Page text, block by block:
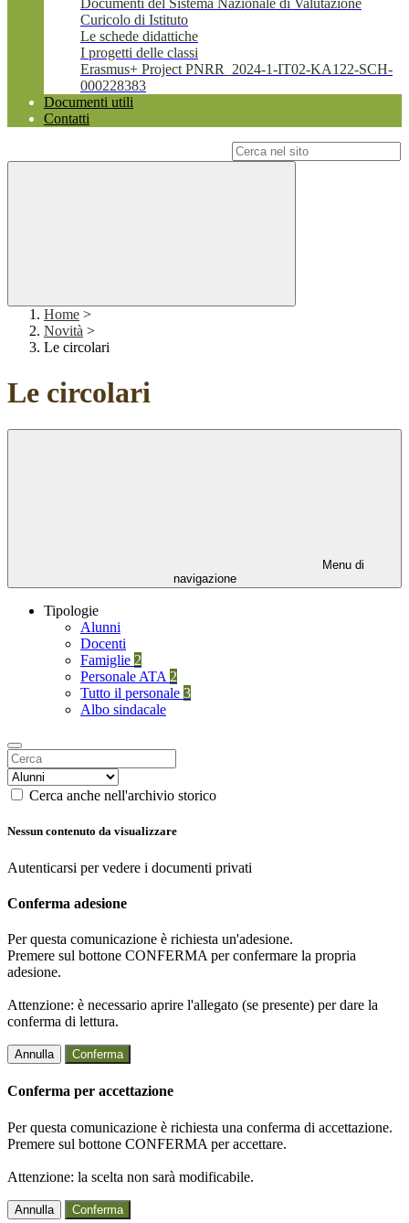
Documenti del Sistema Nazionale di Valutazione
Curicolo di Istituto
Le schede didattiche
I progetti delle classi
Erasmus+ Project PNRR_2024-1-IT02-KA122-SCH-
000228383
Documenti utili
Contatti
Home >
Novità >
Le circolari
Le circolari
Menu di
navigazione
Tipologie
Alunni
Docenti
Famiglie 2
Personale ATA 2
Tutto il personale 3
Albo sindacale
Cerca anche nell'archivio storico
Nessun contenuto da visualizzare
Autenticarsi per vedere i documenti privati
Conferma adesione
Per questa comunicazione è richiesta un'adesione.
Premere sul bottone CONFERMA per confermare la propria
adesione.
Attenzione: è necessario aprire l'allegato (se presente) per dare la
conferma di lettura.
Annulla Conferma
Conferma per accettazione
Per questa comunicazione è richiesta una conferma di accettazione.
Premere sul bottone CONFERMA per accettare.
Attenzione: la scelta non sarà modificabile.
Annulla Conferma